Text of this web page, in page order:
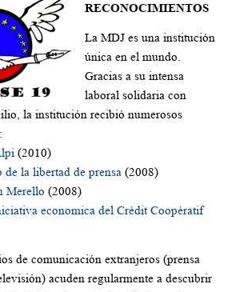
RECONOCIMIENTOS
La MDJ es una institución
única en el mundo.
Gracias a su intensa
laboral solidaria con
la institución recibió numerosos
(2010)
de la libertad de prensa(2008)
Merello (2008)
economica del Crédit Coopératif
de comunicación extranjeros (prensa
acuden regularmente a descubrir